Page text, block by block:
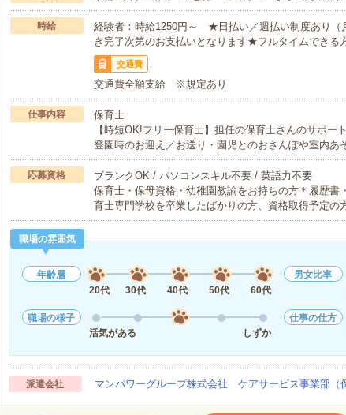
時給
経験者：時給1250円～ ★日払い／週払い制度あり（
き完了次第のお支払いとなります★フルタイムできる
交通費
交通費全額支給 ※規定あり
仕事内容
保育士
【時短OK!フリー保育士】担任の保育士さんのサポー
登園時のお迎え／お送り・園児とのおさんぽや室内あ
応募資格
ブランクOK / パソコンスキル不要 / 英語力不要
保育士・保母資格・幼稚園教諭をお持ちの方＊履歴書
育士専門学校を卒業したばかりの方、資格取得予定の
職場の雰囲気
年齢層
20代
30代 40代 50代 60代
男女比率
職場の様子
活気がある
しずか
仕事の仕方
派遣会社 マンパワーグループ株式会社 ケアサービス事業部（